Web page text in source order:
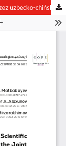
Wyniki badań naukowych przeprowadzonych przez uzbecko-chińską międzynarodową ekspedycję archeologiczną w ruinach miasta Mingtepa